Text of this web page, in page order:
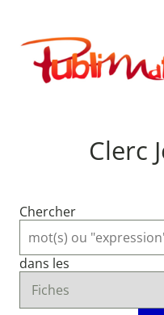
contenu
Publimath
Clerc
Chercher
dans les